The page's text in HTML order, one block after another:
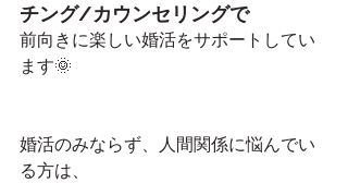
チング/カウンセリングで
前向きに楽しい婚活をサポートしてい
ます🌞
婚活のみならず、人間関係に悩んでい
る方は、